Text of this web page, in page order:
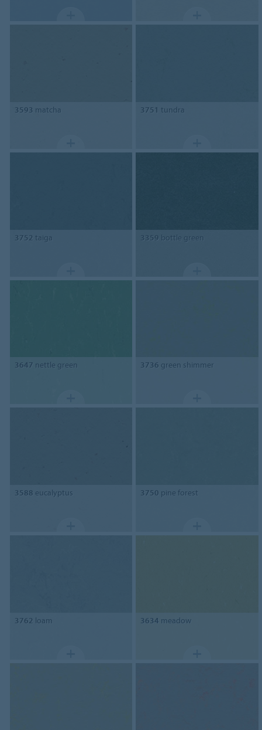
3593 matcha 3751 tundra
3752 taiga 3359 bottle green
3647 nettle green 3736 green shimmer
3588 eucalyptus 3750 pine forest
3762 loam 3634 meadow